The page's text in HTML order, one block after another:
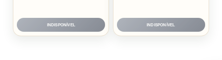
INDISPONÍVEL INDISPONÍVEL